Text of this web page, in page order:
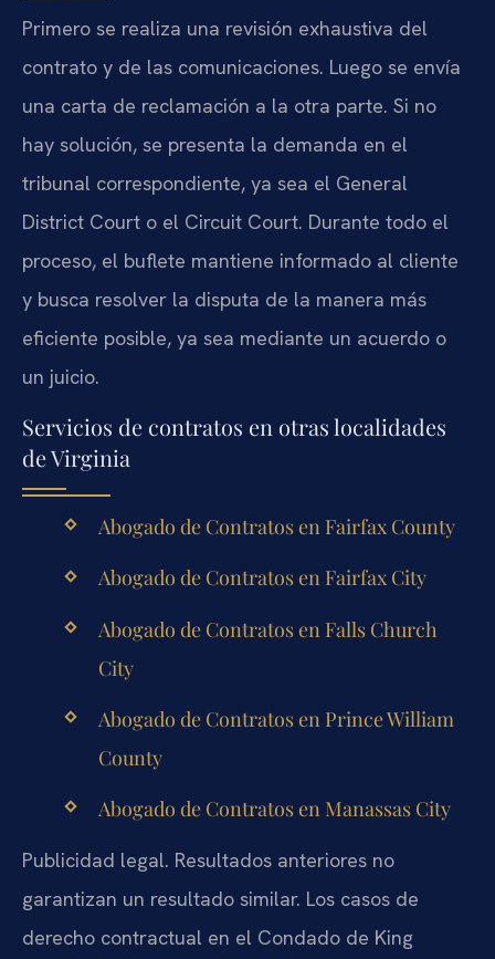
Primero se realiza una revisión exhaustiva del
contrato y de las comunicaciones. Luego se envía
una carta de reclamación a la otra parte. Si no
hay solución, se presenta la demanda en el
tribunal correspondiente, ya sea el General
District Court o el Circuit Court. Durante todo el
proceso, el buflete mantiene informado al cliente
y busca resolver la disputa de la manera más
eficiente posible, ya sea mediante un acuerdo o
un juicio.
Servicios de contratos en otras localidades
de Virginia
Abogado de Contratos en Fairfax County
Abogado de Contratos en Fairfax City
Abogado de Contratos en Falls Church
City
Abogado de Contratos en Prince William
County
Abogado de Contratos en Manassas City
Publicidad legal. Resultados anteriores no
garantizan un resultado similar. Los casos de
derecho contractual en el Condado de King